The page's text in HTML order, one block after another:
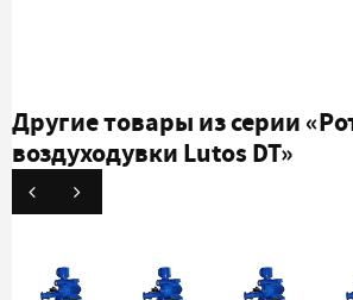
Другие товары из серии
воздуходувки Lutos DT»